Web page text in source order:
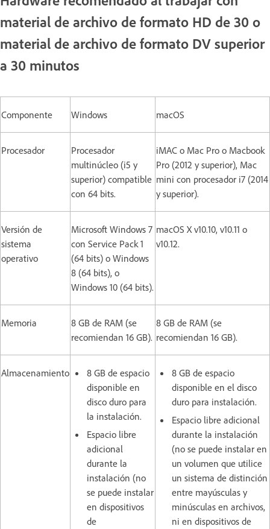
material de archivo de formato HD de 30 o
material de archivo de formato DV superior
a 30 minutos
Componente Windows macOS
Procesador
Procesador
multinúcleo (i5 y
superior) compatible
con 64 bits.
iMAC o Mac Pro o Macbook
Pro (2012 y superior), Mac
mini con procesador i7 (2014
y superior).
Versión de
sistema
operativo
Microsoft Windows 7
con Service Pack 1
(64 bits) o Windows
8 (64 bits), o
Windows 10 (64 bits).
macOS X v10.10, v10.11 o
v10.12.
Memoria
8 GB de RAM (se
recomiendan 16 GB).
8 GB de RAM (se
recomiendan 16 GB).
Almacenamiento
8 GB de espacio
disponible en
disco duro para
la instalación.
Espacio libre
adicional
durante la
instalación (no
se puede instalar
en dispositivos
de
8 GB de espacio
disponible en el disco
duro para instalación.
Espacio libre adicional
durante la instalación
(no se puede instalar en
un volumen que utilice
un sistema de distinción
entre mayúsculas y
minúsculas en archivos,
ni en dispositivos de